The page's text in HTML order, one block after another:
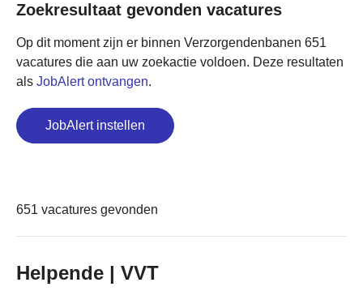
Zoekresultaat gevonden vacatures
Op dit moment zijn er binnen Verzorgendenbanen 651
vacatures die aan uw zoekactie voldoen. Deze resultaten
als JobAlert ontvangen.
JobAlert instellen
651 vacatures gevonden
Helpende | VVT